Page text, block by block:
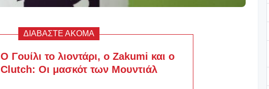
ΔΙΑΒΑΣΤΕ ΑΚΟΜΑ
Ο Γουίλι το λιοντάρι, ο Zakumi και ο
Clutch: Οι μασκότ των Μουντιάλ